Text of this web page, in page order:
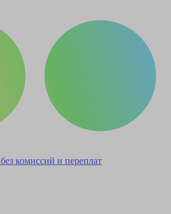
без комиссий и переплат